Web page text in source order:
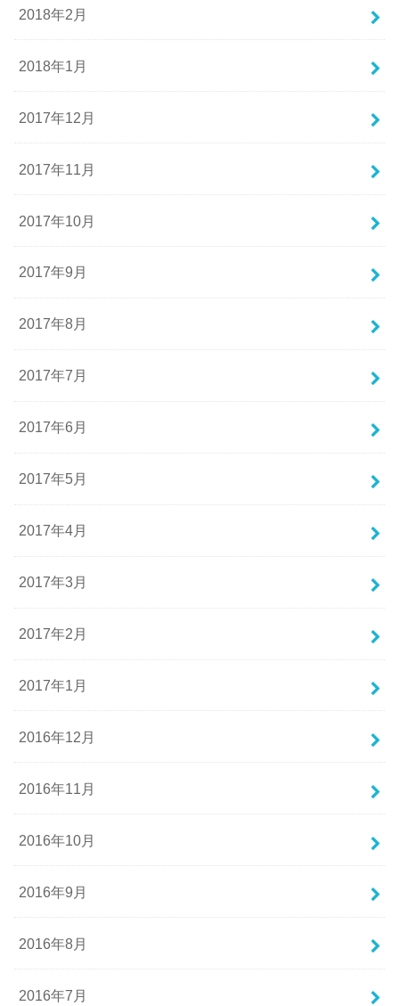
2018年2月
2018年1月
2017年12月
2017年11月
2017年10月
2017年9月
2017年8月
2017年7月
2017年6月
2017年5月
2017年4月
2017年3月
2017年2月
2017年1月
2016年12月
2016年11月
2016年10月
2016年9月
2016年8月
2016年7月